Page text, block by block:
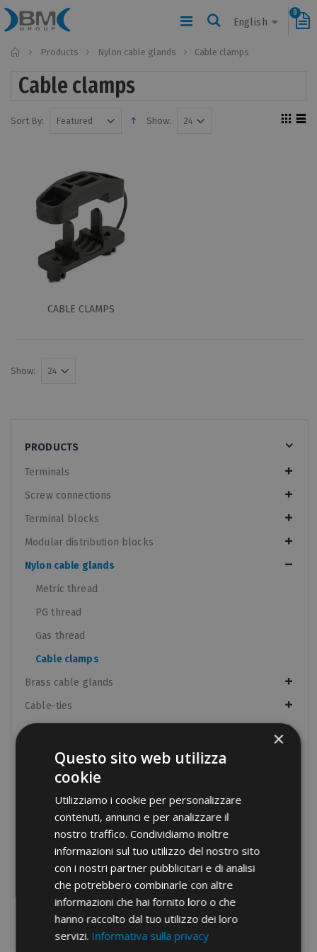
English
0
Home
Products Nylon cable glands Cable clamps
Cable clamps
Sort By: Show:
CABLE CLAMPS
Show:
PRODUCTS
Terminals
Screw connections
Terminal blocks
Modular distribution blocks
Nylon cable glands
Metric thread
PG thread
Gas thread
Cable clamps
Brass cable glands
Cable-ties
Cable protection
Panel boards components
Manual equipment
Hydraulic equipment
Electrical tapes
Conduit fixings
Fixings
Products no longer in pricelist
×
Questo sito web utilizza
cookie
Utilizziamo i cookie per personalizzare
contenuti, annunci e per analizzare il
nostro traffico. Condividiamo inoltre
informazioni sul tuo utilizzo del nostro sito
con i nostri partner pubblicitari e di analisi
che potrebbero combinarle con altre
informazioni che hai fornito loro o che
hanno raccolto dal tuo utilizzo dei loro
servizi. Informativa sulla privacy